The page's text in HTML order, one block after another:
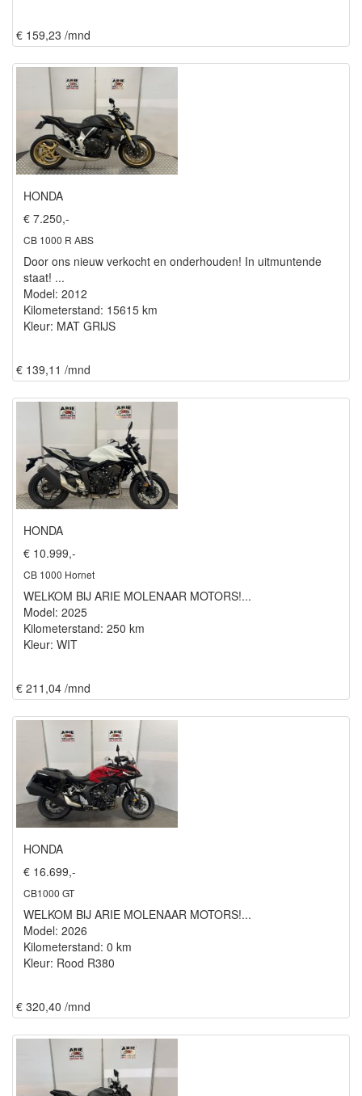
€ 159,23 /mnd
HONDA
€ 7.250,-
CB 1000 R ABS
Door ons nieuw verkocht en onderhouden! In uitmuntende
staat! ...
Model: 2012
Kilometerstand: 15615 km
Kleur: MAT GRIJS
€ 139,11 /mnd
HONDA
€ 10.999,-
CB 1000 Hornet
WELKOM BIJ ARIE MOLENAAR MOTORS!...
Model: 2025
Kilometerstand: 250 km
Kleur: WIT
€ 211,04 /mnd
HONDA
€ 16.699,-
CB1000 GT
WELKOM BIJ ARIE MOLENAAR MOTORS!...
Model: 2026
Kilometerstand: 0 km
Kleur: Rood R380
€ 320,40 /mnd